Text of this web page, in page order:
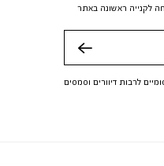
לרבות דיוורים וסמסים